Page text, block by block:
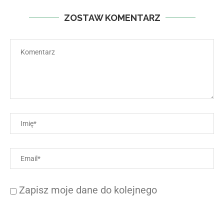
ZOSTAW KOMENTARZ
Zapisz moje dane do kolejnego